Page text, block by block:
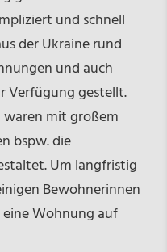
und schnell
der Ukraine rund
und auch
Verfügung gestellt.
mit großem
bspw. die
Um langfristig
Bewohnerinnen
Wohnung auf